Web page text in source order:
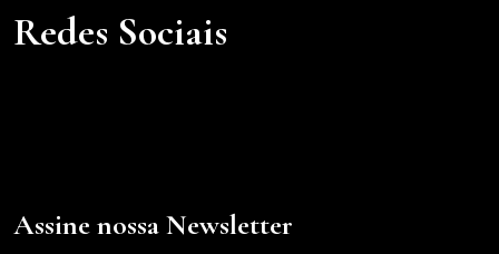
Redes Sociais
Assine nossa Newsletter